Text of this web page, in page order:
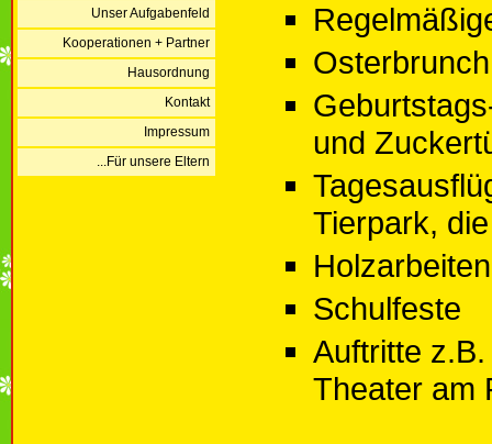
Unser Aufgabenfeld
Kooperationen + Partner
Hausordnung
Kontakt
Impressum
...Für unsere Eltern
Osterbrunch
und
Tierpark,
Holzarbeiten
Schulfeste
Auftritte
Theater am